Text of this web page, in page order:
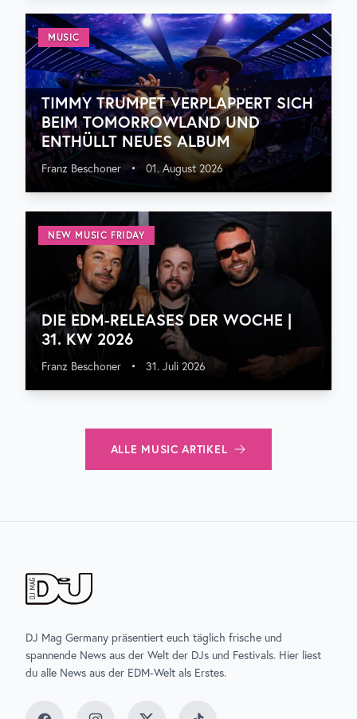
MUSIC
TIMMY TRUMPET VERPLAPPERT SICH
BEIM TOMORROWLAND UND
ENTHÜLLT NEUES ALBUM
Franz Beschoner • 01. August 2026
NEW MUSIC FRIDAY
DIE EDM-RELEASES DER WOCHE |
31. KW 2026
Franz Beschoner • 31. Juli 2026
ALLE MUSIC ARTIKEL
DJ Mag Germany präsentiert euch täglich frische und
spannende News aus der Welt der DJs und Festivals. Hier liest
du alle News aus der EDM-Welt als Erstes.